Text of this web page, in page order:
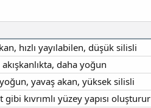
hızlı yayılabilen, düşük silisli
daha yoğun
yavaş akan, yüksek silisli
gibi kıvrımlı yüzey yapısı oluşturur